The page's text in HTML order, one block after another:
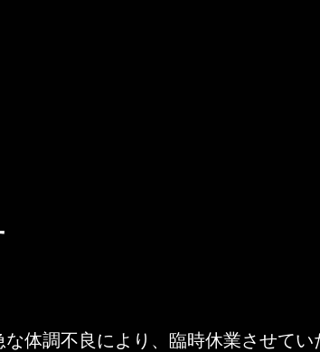
体調不良により、臨時休業させてい